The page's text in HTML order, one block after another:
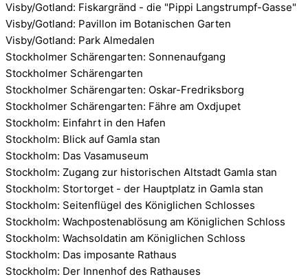
Visby/Gotland: Fiskargränd - die "Pippi Langstrumpf-Gasse"
Visby/Gotland: Pavillon im Botanischen Garten
Visby/Gotland: Park Almedalen
Stockholmer Schärengarten: Sonnenaufgang
Stockholmer Schärengarten
Stockholmer Schärengarten: Oskar-Fredriksborg
Stockholmer Schärengarten: Fähre am Oxdjupet
Stockholm: Einfahrt in den Hafen
Stockholm: Blick auf Gamla stan
Stockholm: Das Vasamuseum
Stockholm: Zugang zur historischen Altstadt Gamla stan
Stockholm: Stortorget - der Hauptplatz in Gamla stan
Stockholm: Seitenflügel des Königlichen Schlosses
Stockholm: Wachpostenablösung am Königlichen Schloss
Stockholm: Wachsoldatin am Königlichen Schloss
Stockholm: Das imposante Rathaus
Stockholm: Der Innenhof des Rathauses